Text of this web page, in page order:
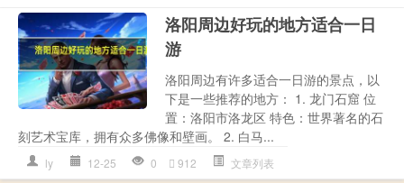
洛阳周边好玩的地方适合一日
游
洛阳周边有许多适合一日游的景点，以
下是一些推荐的地方： 1. 龙门石窟 位
置：洛阳市洛龙区 特色：世界著名的石
刻艺术宝库，拥有众多佛像和壁画。 2. 白马...
ly 12-25 0 912 文章列表